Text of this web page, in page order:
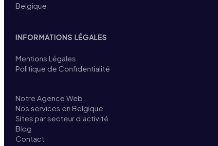
Belgique
INFORMATIONS LÉGALES
Mentions Légales
Politique de Confidentialité
Notre Agence Web
Nos services en Belgique
Sites par secteur d’activité
Blog
Contact